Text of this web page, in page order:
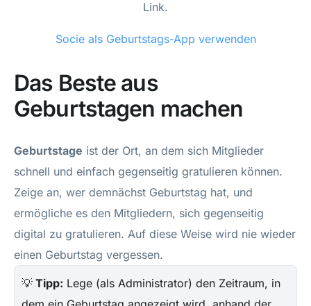
Link.
Socie als Geburtstags-App verwenden
Das Beste aus
Geburtstagen machen
Geburtstage ist der Ort, an dem sich Mitglieder
schnell und einfach gegenseitig gratulieren können.
Zeige an, wer demnächst Geburtstag hat, und
ermögliche es den Mitgliedern, sich gegenseitig
digital zu gratulieren. Auf diese Weise wird nie wieder
einen Geburtstag vergessen.
💡 Tipp: Lege (als Administrator) den Zeitraum, in